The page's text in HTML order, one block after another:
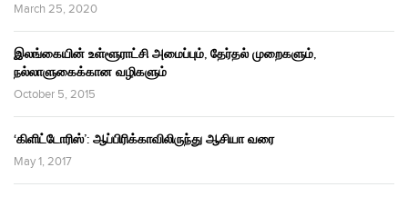
March 25, 2020
இலங்கையின் உள்ளூராட்சி அமைப்பும், தேர்தல் முறைகளும்,
நல்லாளுகைக்கான வழிகளும்
October 5, 2015
‘கிளிட்டோரிஸ்’: ஆப்பிரிக்காவிலிருந்து ஆசியா வரை
May 1, 2017